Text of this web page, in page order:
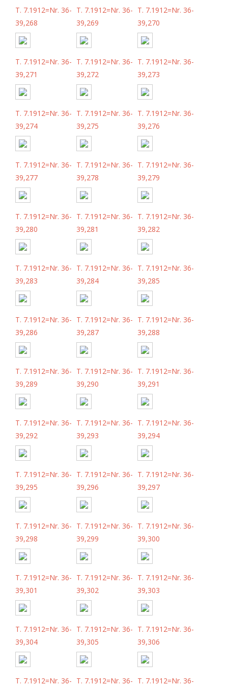
T. 7.1912=Nr. 36-
39,268
T. 7.1912=Nr. 36-
39,269
T. 7.1912=Nr. 36-
39,270
T. 7.1912=Nr. 36-
39,271
T. 7.1912=Nr. 36-
39,272
T. 7.1912=Nr. 36-
39,273
T. 7.1912=Nr. 36-
39,274
T. 7.1912=Nr. 36-
39,275
T. 7.1912=Nr. 36-
39,276
T. 7.1912=Nr. 36-
39,277
T. 7.1912=Nr. 36-
39,278
T. 7.1912=Nr. 36-
39,279
T. 7.1912=Nr. 36-
39,280
T. 7.1912=Nr. 36-
39,281
T. 7.1912=Nr. 36-
39,282
T. 7.1912=Nr. 36-
39,283
T. 7.1912=Nr. 36-
39,284
T. 7.1912=Nr. 36-
39,285
T. 7.1912=Nr. 36-
39,286
T. 7.1912=Nr. 36-
39,287
T. 7.1912=Nr. 36-
39,288
T. 7.1912=Nr. 36-
39,289
T. 7.1912=Nr. 36-
39,290
T. 7.1912=Nr. 36-
39,291
T. 7.1912=Nr. 36-
39,292
T. 7.1912=Nr. 36-
39,293
T. 7.1912=Nr. 36-
39,294
T. 7.1912=Nr. 36-
39,295
T. 7.1912=Nr. 36-
39,296
T. 7.1912=Nr. 36-
39,297
T. 7.1912=Nr. 36-
39,298
T. 7.1912=Nr. 36-
39,299
T. 7.1912=Nr. 36-
39,300
T. 7.1912=Nr. 36-
39,301
T. 7.1912=Nr. 36-
39,302
T. 7.1912=Nr. 36-
39,303
T. 7.1912=Nr. 36-
39,304
T. 7.1912=Nr. 36-
39,305
T. 7.1912=Nr. 36-
39,306
T. 7.1912=Nr. 36- T. 7.1912=Nr. 36- T. 7.1912=Nr. 36-